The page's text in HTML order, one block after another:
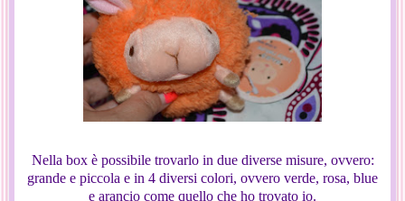
Nella box è possibile trovarlo in due diverse misure, ovvero:
grande e piccola e in 4 diversi colori, ovvero verde, rosa, blue
e arancio come quello che ho trovato io.